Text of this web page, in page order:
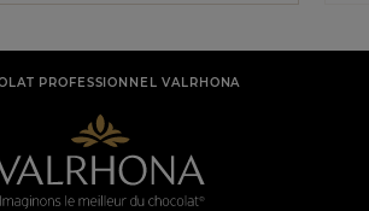
PROFESSIONNEL VALRHONA